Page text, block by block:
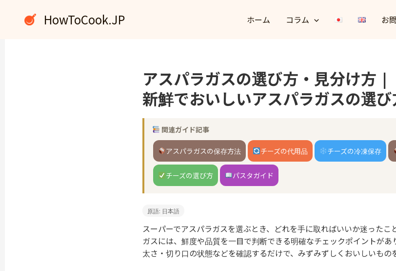
HowToCook.JP ホーム コラム お
アスパラガスの選び方・見分け方｜
新鮮でおいしいアスパラガスの選
関連ガイド記事
アスパラガスの保存方法 チーズの代用品 チーズの冷凍保存
チーズの選び方 パスタガイド
原語: 日本語
スーパーでアスパラガスを選ぶとき、どれを手に取ればいいか迷ったこ
ガスには、鮮度や品質を一目で判断できる明確なチェックポイントが
太さ・切り口の状態などを確認するだけで、みずみずしくおいしいもの